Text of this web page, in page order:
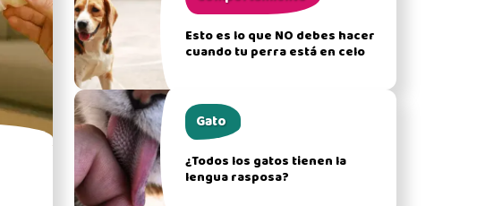
Esto es lo que NO debes hacer
cuando tu perra está en celo
Gato
¿Todos los gatos tienen la
lengua rasposa?